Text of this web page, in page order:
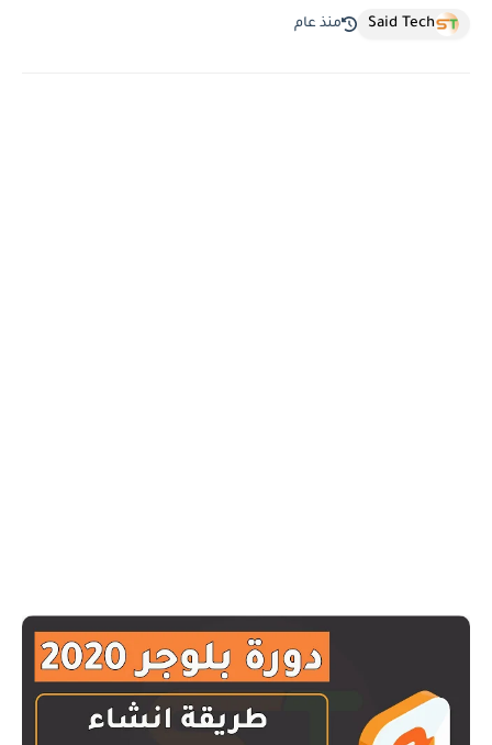
Said Tech منذ عام